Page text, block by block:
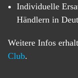
Individuelle
Händlern in
Weitere Infos
Club.